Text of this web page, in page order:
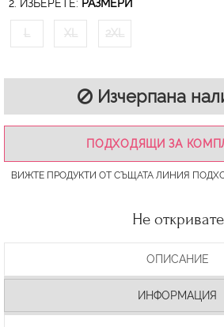
2. ИЗБЕРЕТЕ: РАЗМЕРИ
L XL 2XL
Изчерпана
ПОДХОДЯЩИ ЗА
ВИЖТЕ ПРОДУКТИ ОТ СЪЩАТА ЛИНИЯ
Не
ОПИСАНИЕ
ИНФОРМАЦИЯ